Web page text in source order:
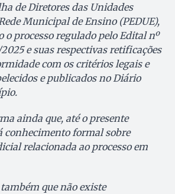
de Diretores das Unidades
Municipal de Ensino (PEDUE),
o processo regulado pelo Edital nº
e suas respectivas retificações
com os critérios legais e
e publicados no Diário
ainda que, até o presente
conhecimento formal sobre
relacionada ao processo em
que não existe